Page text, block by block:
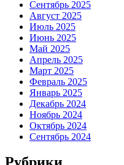
Сентябрь 2025
Август 2025
Июль 2025
Июнь 2025
Май 2025
Апрель 2025
Март 2025
Февраль 2025
Январь 2025
Декабрь 2024
Ноябрь 2024
Октябрь 2024
Сентябрь 2024